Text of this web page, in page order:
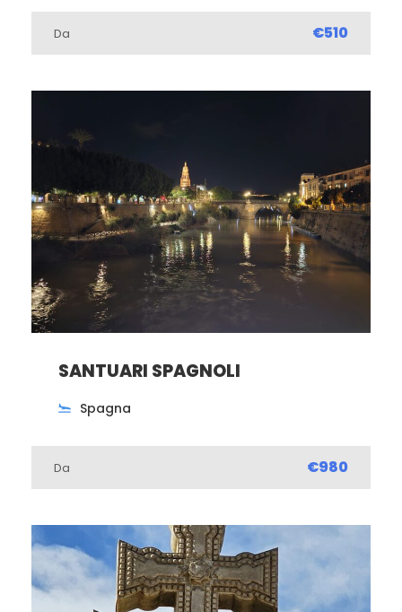
Da €510
SANTUARI SPAGNOLI
Spagna
Da €980